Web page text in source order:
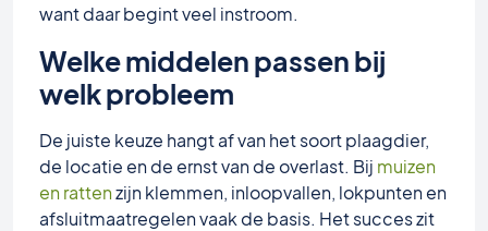
want daar begint veel instroom.
Welke middelen passen bij
welk probleem
De juiste keuze hangt af van het soort plaagdier,
de locatie en de ernst van de overlast. Bij muizen
en rattenzijn klemmen, inloopvallen, lokpunten en
afsluitmaatregelen vaak de basis. Het succes zit